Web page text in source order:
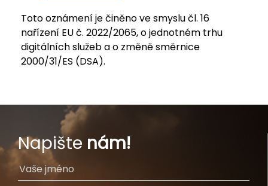
Toto oznámení je činěno ve smyslu čl. 16
nařízení EU č. 2022/2065, o jednotném trhu
digitálních služeb a o změně směrnice
2000/31/ES (DSA).
Napište nám!